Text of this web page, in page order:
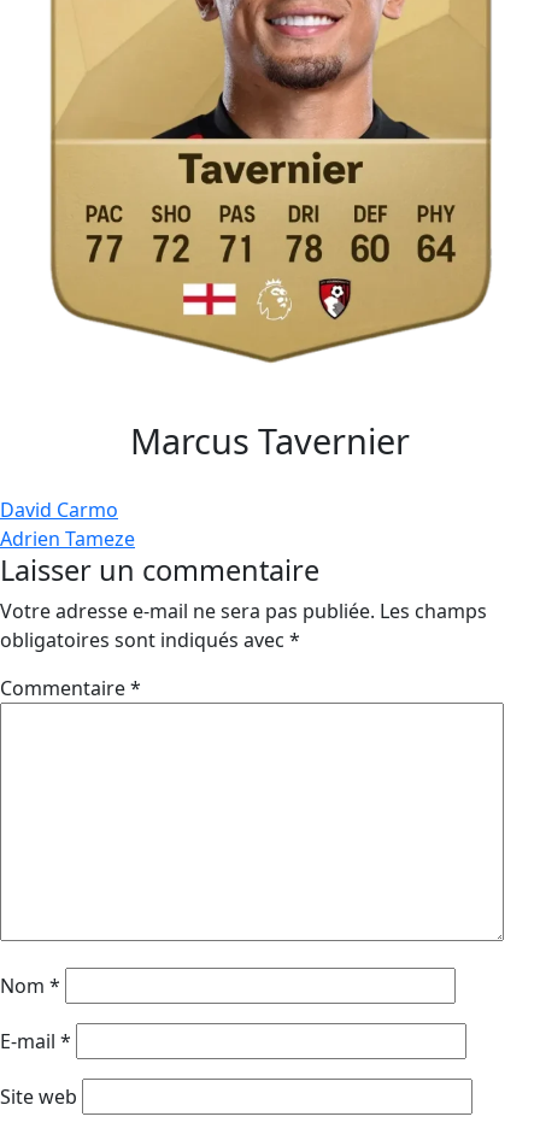
Marcus Tavernier
Navigation
de
l’article
David Carmo
Adrien Tameze
Laisser un commentaire
Votre adresse e-mail ne sera pas publiée. Les champs
obligatoires sont indiqués avec *
Commentaire*
Nom *
E-mail *
Site web